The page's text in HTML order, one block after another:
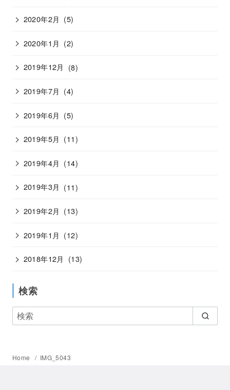
2020年2月 (5)
2020年1月 (2)
2019年12月 (8)
2019年7月 (4)
2019年6月 (5)
2019年5月 (11)
2019年4月 (14)
2019年3月 (11)
2019年2月 (13)
2019年1月 (12)
2018年12月 (13)
検索
Home IMG_5043